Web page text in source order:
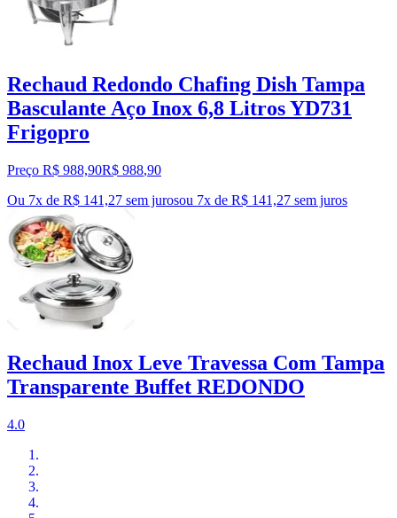
Rechaud Redondo Chafing Dish Tampa
Basculante Aço Inox 6,8 Litros YD731
Frigopro
Preço R$ 988,90R$ 988,90
Ou 7x de R$ 141,27 sem jurosou 7x de R$ 141,27 sem juros
Rechaud Inox Leve Travessa Com Tampa
Transparente Buffet REDONDO
4.0